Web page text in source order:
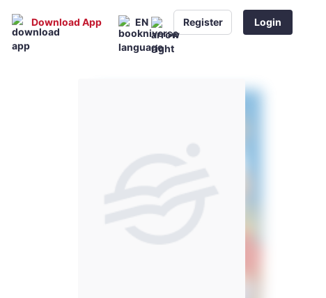
Download App EN Register Login